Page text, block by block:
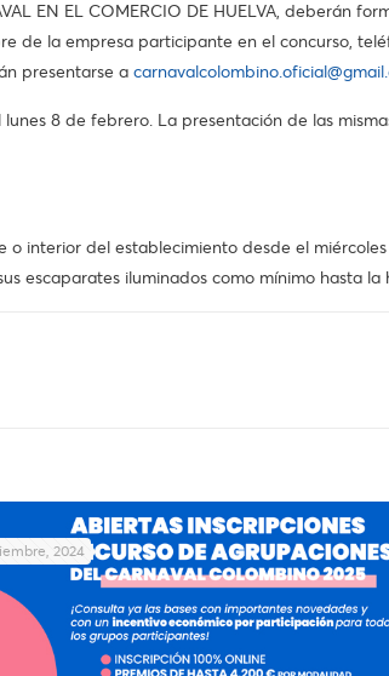
EN EL COMERCIO DE HUELVA, deberán
de la empresa participante en el concurso,
presentarse a
8 de febrero. La presentación de las
interior del establecimiento desde el
escaparates iluminados como mínimo hasta la
2024